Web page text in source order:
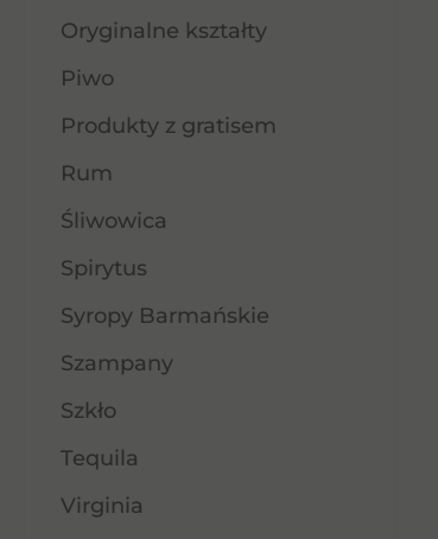
Oryginalne kształty
Piwo
Produkty z gratisem
Rum
Śliwowica
Spirytus
Syropy Barmańskie
Szampany
Szkło
Tequila
Virginia